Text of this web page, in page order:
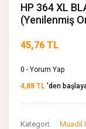
HP 364 XL
(Yenilenmiş
45,76 TL
0 - Yorum Yap
4,88 TL 'den
Kategori
Muadil